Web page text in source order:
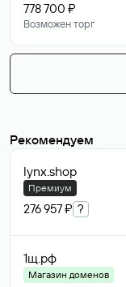
778 700 ₽
Возможен торг
Рекомендуем
lynx.shop
Премиум
276 957 ₽ ?
1щ.рф
Магазин доменов